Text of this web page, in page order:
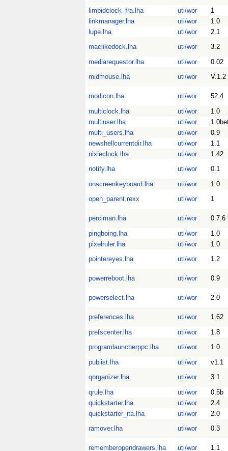
limpidclock_fra.lha
uti/wor
1
linkmanager.lha
uti/wor
1.0
lupe.lha
uti/wor
2.1
maclikedock.lha
uti/wor
3.2
mediarequestor.lha
uti/wor
0.02
midmouse.lha
uti/wor V.1.2
modicon.lha uti/wor
52.4
multiclock.lha
uti/wor
1.0
multiuser.lha
uti/wor
multi_users.lha
uti/wor
0.9
newshellcurrentdir.lha
uti/wor
1.1
nixieclock.lha
uti/wor
1.42
notify.lha
uti/wor
0.1
onscreenkeyboard.lha
uti/wor
1.0
open_parent.rexx
uti/wor 1
perciman.lha uti/wor
0.7.6
pingboing.lha
uti/wor
1.0
pixelruler.lha
uti/wor
1.0
pointereyes.lha
uti/wor 1.2
powerreboot.lha uti/wor 0.9
powerselect.lha uti/wor 2.0
preferences.lha uti/wor
1.62
prefscenter.lha
uti/wor
1.8
programlauncherppc.lha
uti/wor
1.0
publist.lha
uti/wor
v1.1
qorganizer.lha
uti/wor
3.1
qrule.lha
uti/wor
0.5b
quickstarter.lha
uti/wor
2.4
quickstarter_ita.lha
uti/wor
2.0
ramover.lha
uti/wor 0.3
rememberopendrawers.lha uti/wor 1.1